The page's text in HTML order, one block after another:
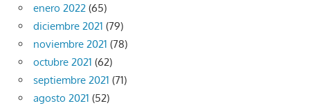
enero 2022 (65)
diciembre 2021 (79)
noviembre 2021 (78)
octubre 2021 (62)
septiembre 2021 (71)
agosto 2021 (52)